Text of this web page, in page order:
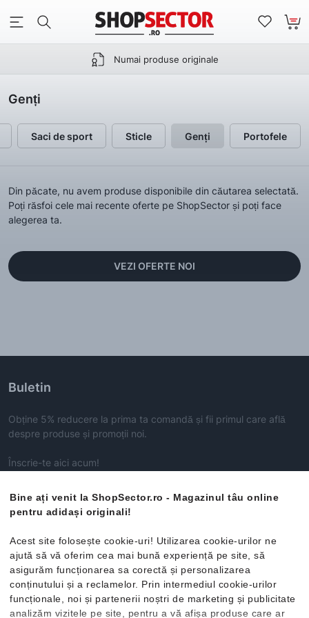
Bine ați venit la ShopSector.ro - Magazinul tâu online
pentru adidași originali!
Acest site folosește cookie-uri! Utilizarea cookie-urilor ne
ajută să vă oferim cea mai bună experiență pe site, să
asigurăm funcționarea sa corectă și personalizarea
conținutului și a reclamelor. Prin intermediul cookie-urilor
funcționale, noi și partenerii noștri de marketing și publicitate
analizăm vizitele pe site, pentru a vă afișa produse care ar
Numai produse originale
Genți
Saci de sport Sticle Genți Portofele
Din păcate, nu avem produse disponibile din căutarea selectată.
Poți răsfoi cele mai recente oferte pe ShopSector și poți face
alegerea ta.
VEZI OFERTE NOI
Categorii
Bărbați
Femei
Servicii Clienți
Buletin
Obține 5% reducere la prima ta comandă și fii primul care află
despre produse și promoții noi.
Înscrie-te aici acum!